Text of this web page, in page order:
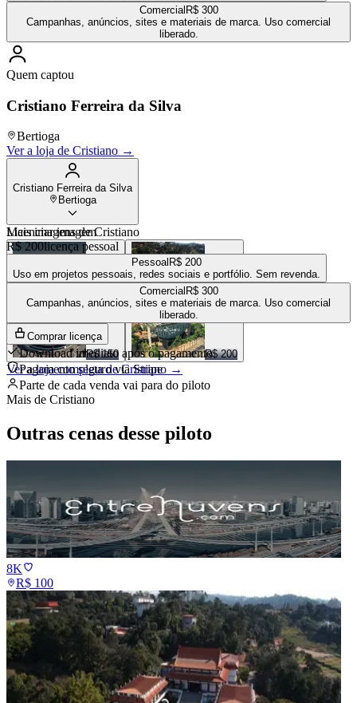
Comercial R$ 300
Campanhas, anúncios, sites e materiais de marca. Uso comercial
liberado.
Quem captou
Cristiano Ferreira da Silva
Bertioga
Ver a loja de Cristiano →
Cristiano Ferreira da Silva
Bertioga
Mais imagens deCristiano
R$ 150
R$ 150 R$ 200
Ver a loja completa deCristiano →
Licenciar imagem
R$ 200licença pessoal
Pessoal R$ 200
Uso em projetos pessoais, redes sociais e portfólio. Sem revenda.
Comercial R$ 300
Campanhas, anúncios, sites e materiais de marca. Uso comercial
liberado.
Comprar licença
Download imediato após o pagamento
Pagamento seguro via Stripe
Parte de cada venda vai para do piloto
Mais de Cristiano
Outras cenas desse piloto
8K
R$ 100